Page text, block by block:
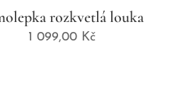
rozkvetlá louka
1 099,00Kč